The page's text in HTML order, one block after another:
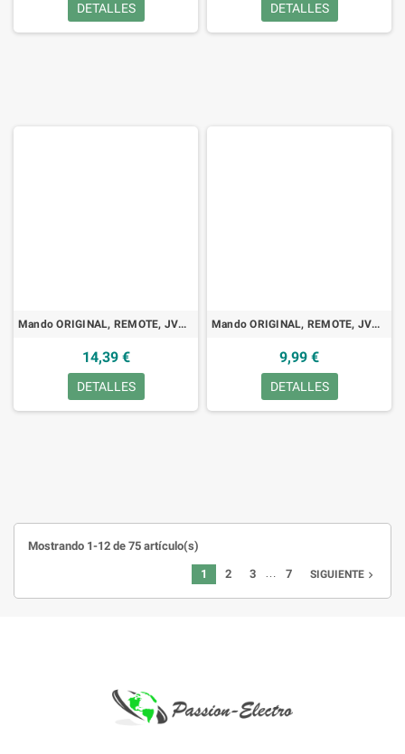
DETALLES DETALLES
Mando ORIGINAL, REMOTE, JVC, RM-SDR011E, DVD, HDD
14,39 €
DETALLES
Mando ORIGINAL, REMOTE, JVC RM-SXV057A, VCR
9,99 €
DETALLES
Mostrando 1-12 de 75 artículo(s)
1 2 3 … 7 SIGUIENTE 